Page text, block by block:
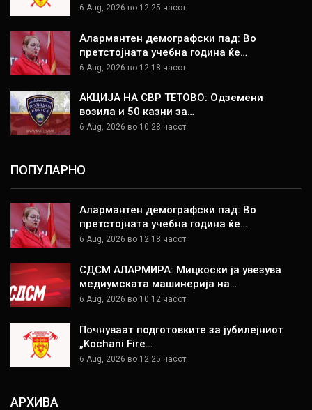
6 Aug, 2026 во 12:25 часот.
Алармантен демографски пад: Во
претстојната учебна година ќе…
6 Aug, 2026 во 12:18 часот.
АКЦИЈА НА СВР ТЕТОВО: Одземени
возила и 50 казни за…
6 Aug, 2026 во 10:28 часот.
ПОПУЛАРНО
Алармантен демографски пад: Во
претстојната учебна година ќе…
6 Aug, 2026 во 12:18 часот.
СДСМ АЛАРМИРА: Мицкоски ја увезува
медиумската машинерија на…
6 Aug, 2026 во 10:12 часот.
Почнуваат подготовките за јубилејниот
„Kochani Fire…
6 Aug, 2026 во 12:25 часот.
АРХИВА